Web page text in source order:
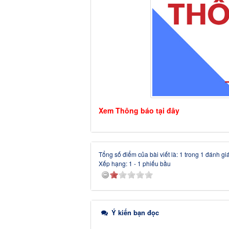
Xem Thông báo tại đây
Tổng số điểm của bài viết là: 1 trong 1 đánh
Xếp hạng: 1 - 1 phiếu bầu
Ý kiến bạn đọc